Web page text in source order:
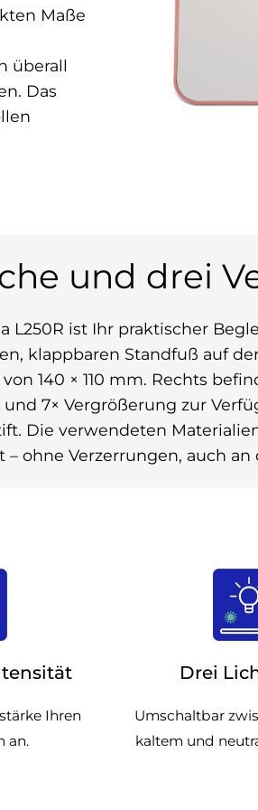
Maße
überall
Das
und drei
L250R ist Ihr praktischer
klappbaren Standfuß auf
140 × 110 mm. Rechts
7× Vergrößerung zur
Die verwendeten
– ohne Verzerrungen, auch an
Ihren
an.
Drei
Umschaltbar
kaltem und